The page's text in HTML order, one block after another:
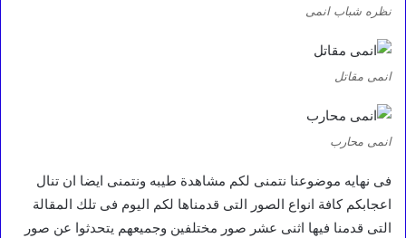
نظره شباب انمى
انمى مقاتل
انمى محارب
فى نهايه موضوعنا نتمنى لكم مشاهدة طيبه ونتمنى ايضا ان تنال
اعجابكم كافة انواع الصور التى قدمناها لكم اليوم فى تلك المقالة
التى قدمنا فيها اثنى عشر صور مختلفين وجميعهم يتحدثوا عن صور